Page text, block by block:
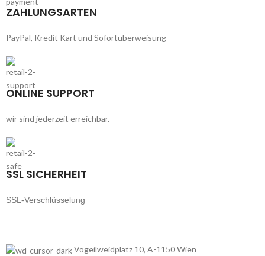
ZAHLUNGSARTEN
PayPal, Kredit Kart und Sofortüberweisung
ONLINE SUPPORT
wir sind jederzeit erreichbar.
SSL SICHERHEIT
SSL-Verschlüsselung
Vogeilweidplatz 10, A-1150 Wien